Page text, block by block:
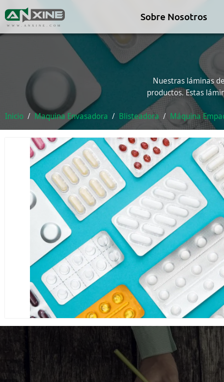
WWW.ANXINE.COM
Sobre Nosotros
Nuestras láminas
productos. Estas
Inicio
Maquina Envasadora Blisteadora Máquina